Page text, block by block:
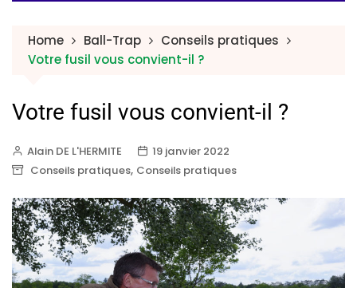
Home Ball-Trap
Conseils pratiques
Votre fusil vous convient-il ?
Votre fusil vous convient-il ?
Alain DE L'HERMITE
19 janvier 2022
Conseils pratiques, Conseils pratiques